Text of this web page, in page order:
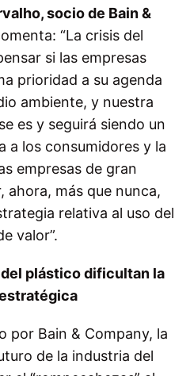
socio de Bain &
“La crisis del
si las empresas
prioridad a su agenda
ambiente, y nuestra
es y seguirá siendo un
a los consumidores y la
empresas de gran
ahora, más que nunca,
relativa al uso del
valor”.
plástico dificultan la
por Bain & Company, la
de la industria del